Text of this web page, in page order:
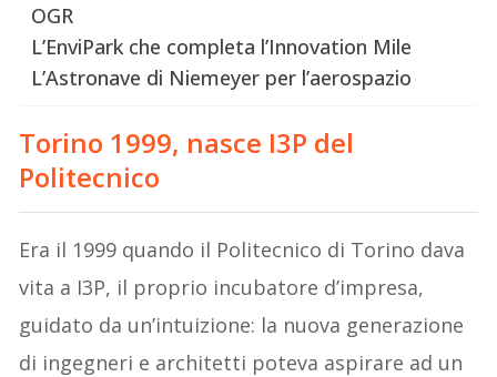
OGR
L’EnviPark che completa l’Innovation Mile
L’Astronave di Niemeyer per l’aerospazio
Torino 1999, nasce I3P del
Politecnico
Era il 1999 quando il Politecnico di Torino dava
vita a I3P, il proprio incubatore d’impresa,
guidato da un’intuizione: la nuova generazione
di ingegneri e architetti poteva aspirare ad un